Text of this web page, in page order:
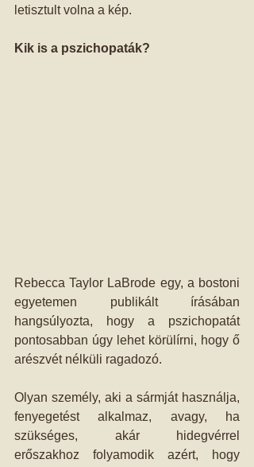
letisztult volna a kép.
Kik is a pszichopaták?
Rebecca Taylor LaBrode egy, a bostoni
egyetemen publikált írásában
hangsúlyozta, hogy a pszichopatát
pontosabban úgy lehet körülírni, hogy ő
arészvét nélküli ragadozó.
Olyan személy, aki a sármját használja,
fenyegetést alkalmaz, avagy, ha
szükséges, akár hidegvérrel
erőszakhoz folyamodik azért, hogy